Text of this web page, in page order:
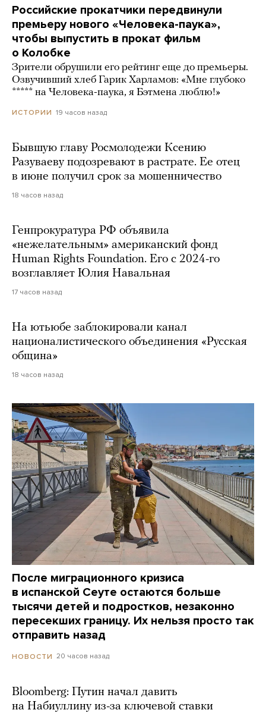
Российские прокатчики передвинули
премьеру нового «Человека-паука»,
чтобы выпустить в прокат фильм
о Колобке
Зрители обрушили его рейтинг еще до премьеры.
Озвучивший хлеб Гарик Харламов: «Мне глубоко
***** на Человека-паука, я Бэтмена люблю!»
ИСТОРИИ 19 часов назад
Бывшую главу Росмолодежи Ксению
Разуваеву подозревают в растрате. Ее отец
в июне получил срок за мошенничество
18 часов назад
Генпрокуратура РФ объявила
«нежелательным» американский фонд
Human Rights Foundation. Его с 2024-го
возглавляет Юлия Навальная
17 часов назад
На ютьюбе заблокировали канал
националистического объединения «Русская
община»
18 часов назад
После миграционного кризиса
в испанской Сеуте остаются больше
тысячи детей и подростков, незаконно
пересекших границу. Их нельзя просто так
отправить назад
НОВОСТИ 20 часов назад
Bloomberg: Путин начал давить
на Набиуллину из-за ключевой ставки